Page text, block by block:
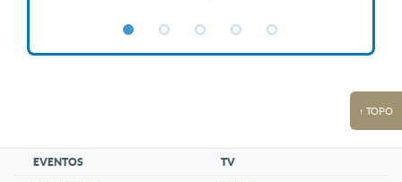
↑ TOPO
EVENTOS TV